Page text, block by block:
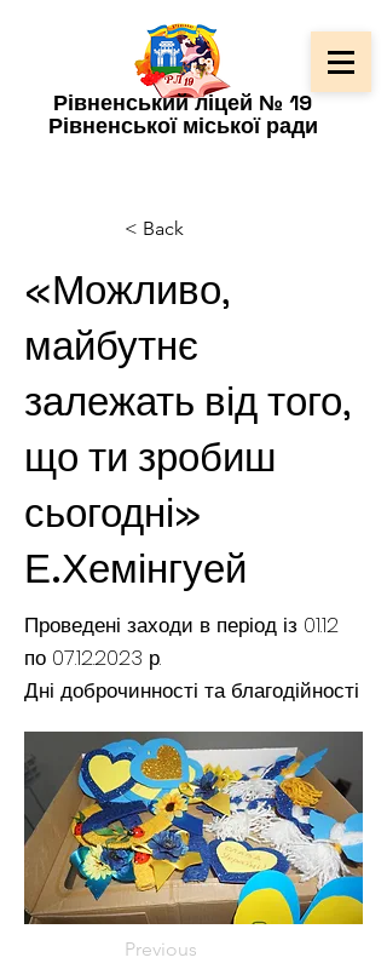
Рівненський ліцей № 19
Рівненської міської ради
< Back
«Можливо,
майбутнє
залежать від того,
що ти зробиш
сьогодні»
Е.Хемінгуей
Проведені заходи в період із 01.12
по 07.12.2023 р.
Дні доброчинності та благодійності
Previous